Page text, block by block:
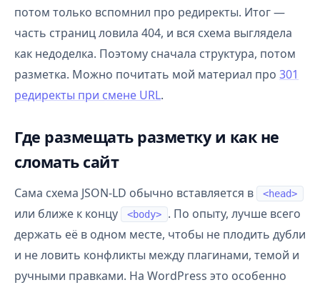
потом только вспомнил про редиректы. Итог —
часть страниц ловила 404, и вся схема выглядела
как недоделка. Поэтому сначала структура, потом
разметка. Можно почитать мой материал про 301
редиректы при смене URL.
Где размещать разметку и как не
сломать сайт
Сама схема JSON-LD обычно вставляется в <head>
или ближе к концу <body>
. По опыту, лучше всего
держать её в одном месте, чтобы не плодить дубли
и не ловить конфликты между плагинами, темой и
ручными правками. На WordPress это особенно